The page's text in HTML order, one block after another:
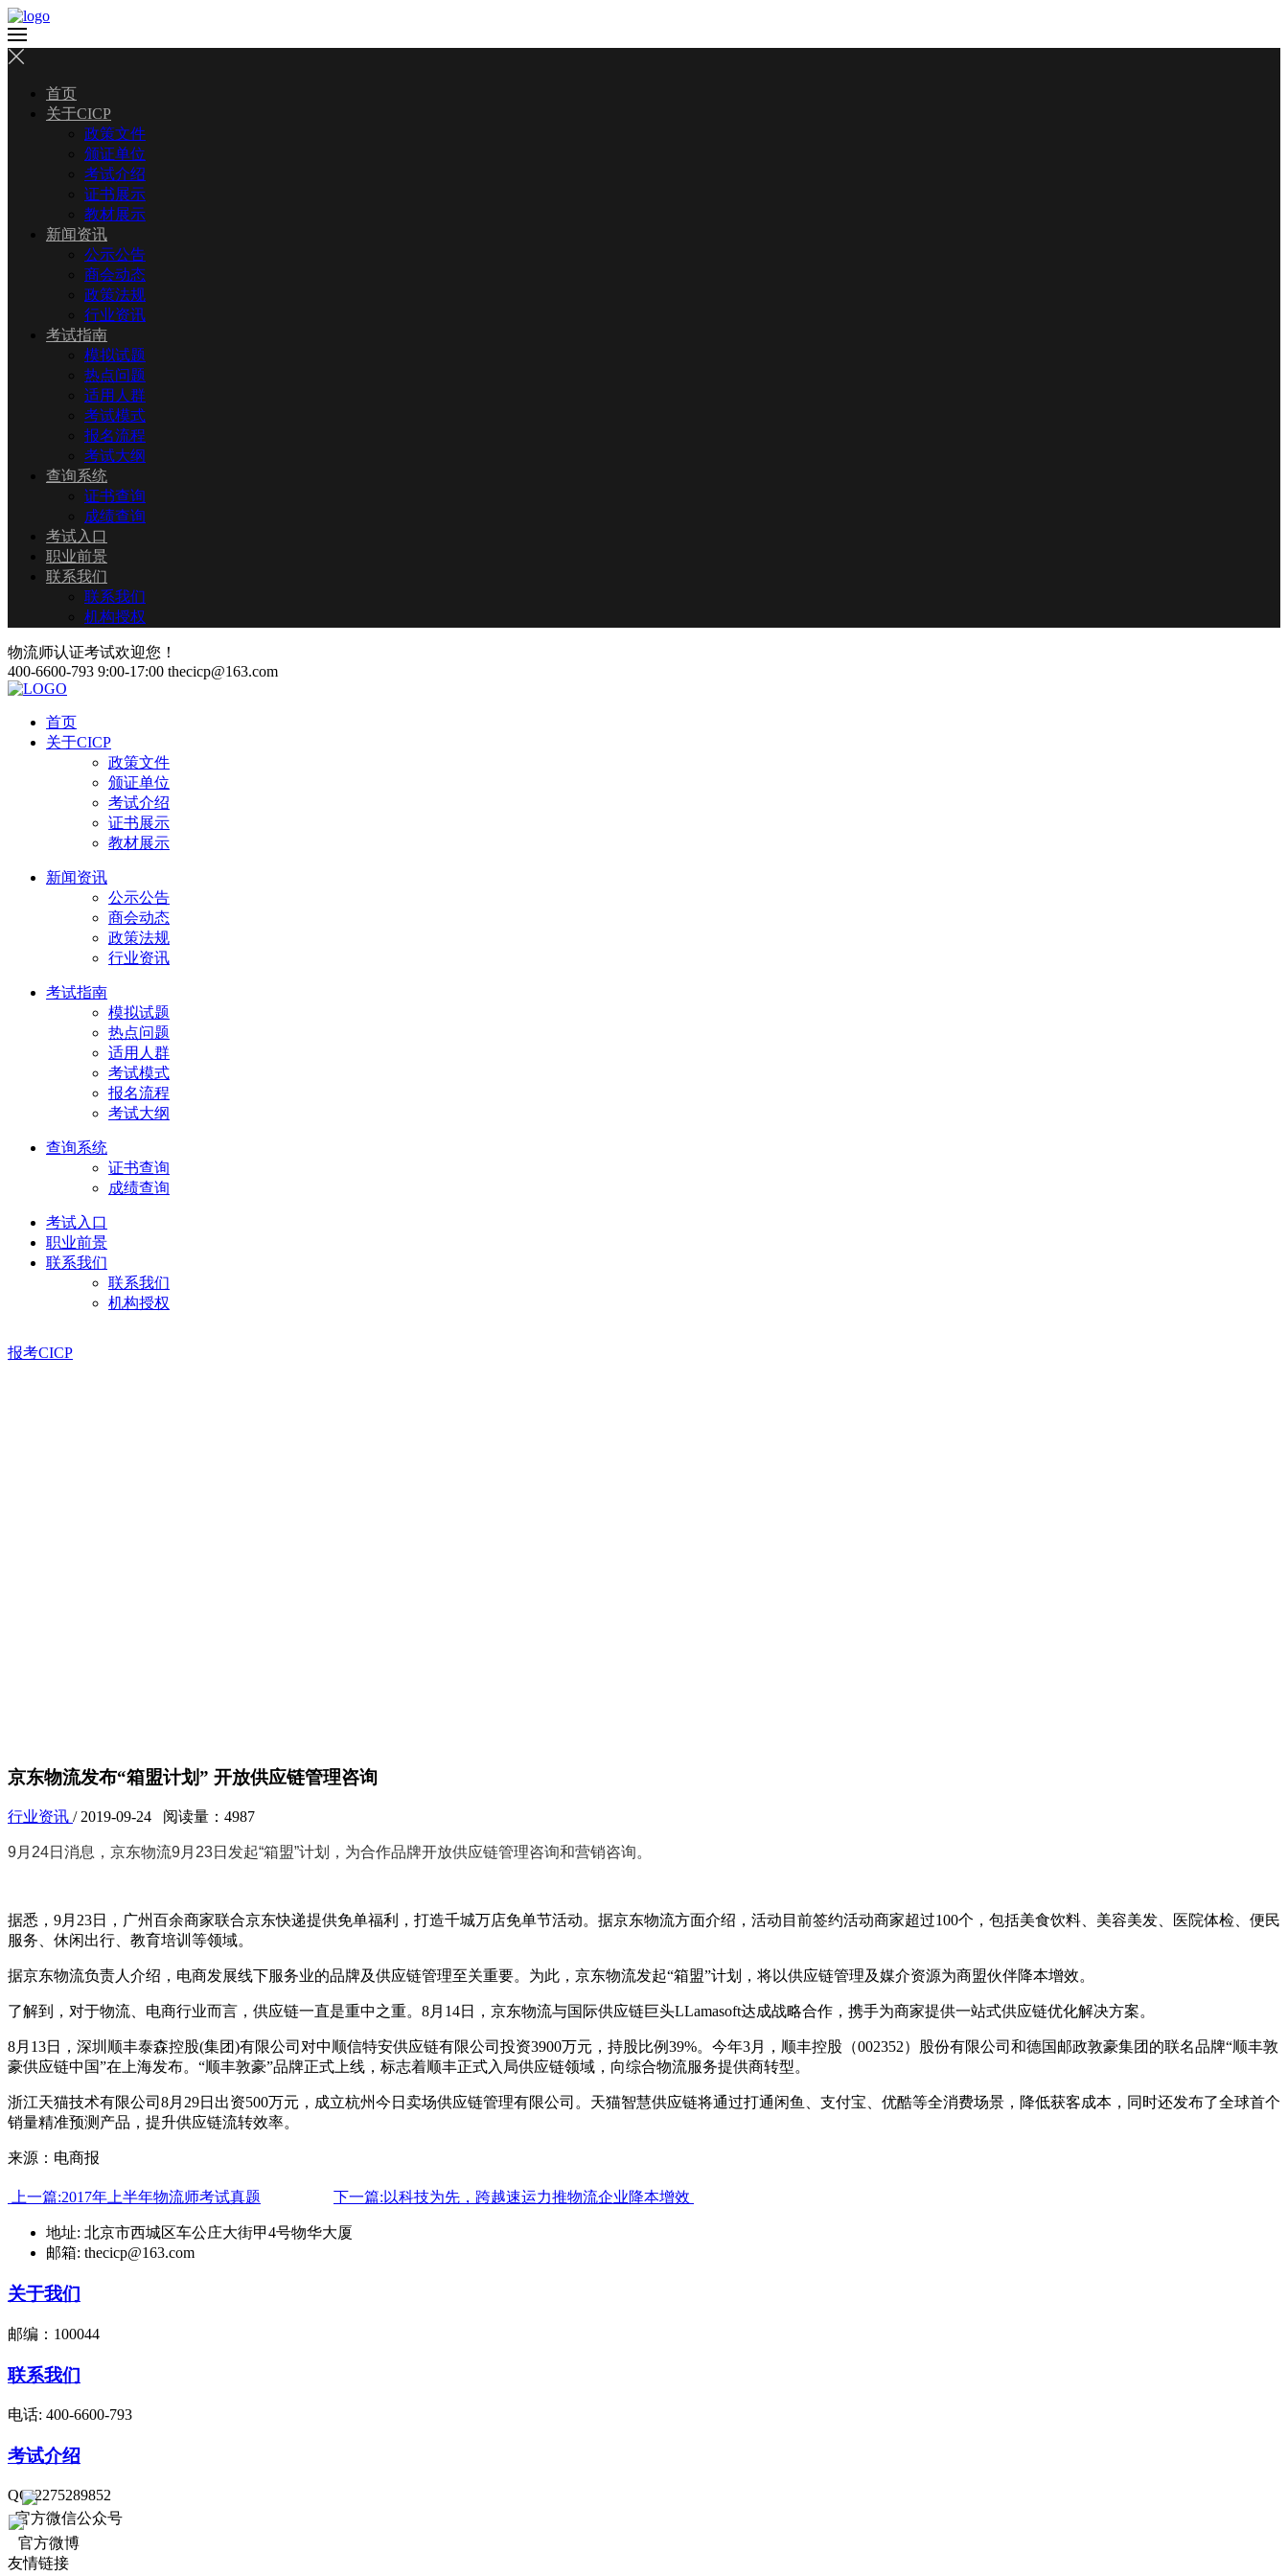
首页
关于CICP
政策文件
颁证单位
考试介绍
证书展示
教材展示
新闻资讯
公示公告
商会动态
政策法规
行业资讯
考试指南
模拟试题
热点问题
适用人群
考试模式
报名流程
考试大纲
查询系统
证书查询
成绩查询
考试入口
职业前景
联系我们
联系我们
机构授权
物流师认证考试欢迎您！
400-6600-793 9:00-17:00 thecicp@163.com
首页
关于CICP
政策文件
颁证单位
考试介绍
证书展示
教材展示
新闻资讯
公示公告
商会动态
政策法规
行业资讯
考试指南
模拟试题
热点问题
适用人群
考试模式
报名流程
考试大纲
查询系统
证书查询
成绩查询
考试入口
职业前景
联系我们
联系我们
机构授权
报考CICP
京东物流发布“箱盟计划” 开放供应链管理咨询
行业资讯 / 2019-09-24 阅读量：4987
9月24日消息，京东物流9月23日发起“箱盟”计划，为合作品牌开放供应链管理咨询和营销咨询。
据悉，9月23日，广州百余商家联合京东快递提供免单福利，打造千城万店免单节活动。据京东物流方面介绍，活动目前签约活动商家超过100个，包括美食饮料、美容美发、医院体检、便民
服务、休闲出行、教育培训等领域。
据京东物流负责人介绍，电商发展线下服务业的品牌及供应链管理至关重要。为此，京东物流发起“箱盟”计划，将以供应链管理及媒介资源为商盟伙伴降本增效。
了解到，对于物流、电商行业而言，供应链一直是重中之重。8月14日，京东物流与国际供应链巨头LLamasoft达成战略合作，携手为商家提供一站式供应链优化解决方案。
8月13日，深圳顺丰泰森控股(集团)有限公司对中顺信特安供应链有限公司投资3900万元，持股比例39%。今年3月，顺丰控股（002352）股份有限公司和德国邮政敦豪集团的联名品牌“顺丰敦
豪供应链中国”在上海发布。“顺丰敦豪”品牌正式上线，标志着顺丰正式入局供应链领域，向综合物流服务提供商转型。
浙江天猫技术有限公司8月29日出资500万元，成立杭州今日卖场供应链管理有限公司。天猫智慧供应链将通过打通闲鱼、支付宝、优酷等全消费场景，降低获客成本，同时还发布了全球首个
销量精准预测产品，提升供应链流转效率。
来源：电商报
上一篇:2017年上半年物流师考试真题 下一篇:以科技为先，跨越速运力推物流企业降本增效
地址: 北京市西城区车公庄大街甲4号物华大厦
邮箱: thecicp@163.com
关于我们
邮编：100044
联系我们
电话: 400-6600-793
考试介绍
QQ:2275289852
官方微信公众号
官方微博
友情链接